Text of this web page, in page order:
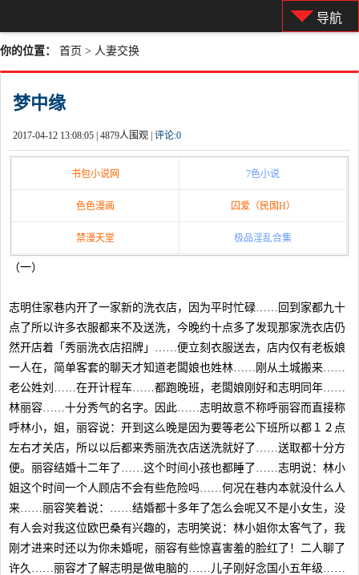
导航
你的位置： 首页 > 人妻交换
梦中缘
2017-04-12 13:08:05 | 4879人围观 | 评论:0
书包小说网 7色小说
色色漫画 囚爱（民国H）
禁漫天堂 极品淫乱合集
（一）
志明住家巷内开了一家新的洗衣店，因为平时忙碌……回到家都九十
点了所以许多衣服都来不及送洗，今晚约十点多了发现那家洗衣店仍
然开店着「秀丽洗衣店招牌」……便立刻衣服送去，店内仅有老板娘
一人在，简单客套的聊天才知道老闆娘也姓林……刚从土城搬来……
老公姓刘……在开计程车……都跑晚班，老闆娘刚好和志明同年……
林丽容……十分秀气的名字。因此……志明故意不称呼丽容而直接称
呼林小，姐，丽容说：开到这么晚是因为要等老公下班所以都１２点
左右才关店，所以以后都来秀丽洗衣店送洗就好了……送取都十分方
便。丽容结婚十二年了……这个时间小孩也都睡了……志明说：林小
姐这个时间一个人顾店不会有些危险吗……何况在巷内本就没什么人
来……丽容笑着说：……结婚都十多年了怎么会呢又不是小女生，没
有人会对我这位欧巴桑有兴趣的，志明笑说：林小姐你太客气了，我
刚才进来时还以为你未婚呢，丽容有些惊喜害羞的脸红了！二人聊了
许久……丽容才了解志明是做电脑的……儿子刚好念国小五年级……